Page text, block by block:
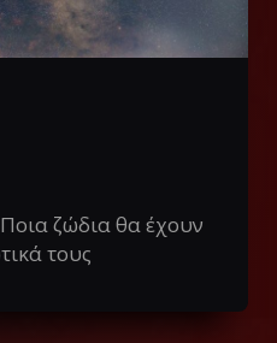
ζώδια θα έχουν
τους